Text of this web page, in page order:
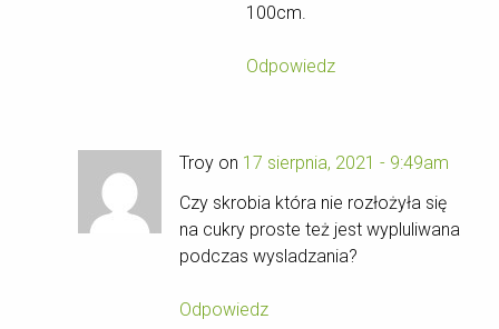
100cm.
Odpowiedz
Troy on 17 sierpnia, 2021 - 9:49am
Czy skrobia która nie rozłożyła się
na cukry proste też jest wypluliwana
podczas wysladzania?
Odpowiedz